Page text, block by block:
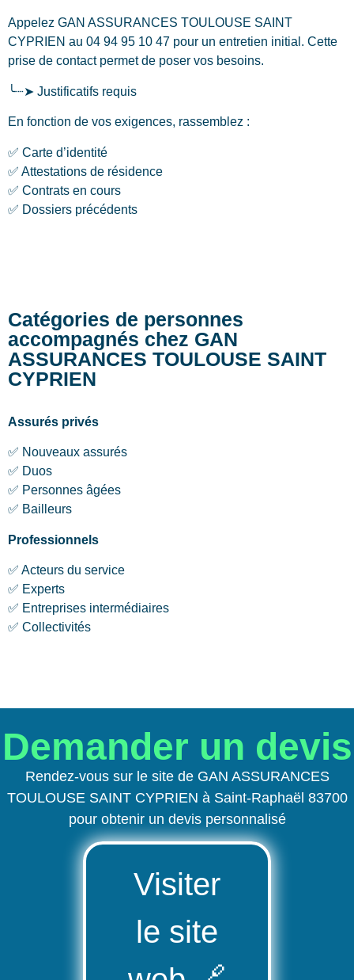
Appelez GAN ASSURANCES TOULOUSE SAINT
CYPRIEN au 04 94 95 10 47 pour un entretien initial. Cette
prise de contact permet de poser vos besoins.
╰┈➤ Justificatifs requis
En fonction de vos exigences, rassemblez :
✅ Carte d’identité
✅ Attestations de résidence
✅ Contrats en cours
✅ Dossiers précédents
Catégories de personnes
accompagnés chez GAN
ASSURANCES TOULOUSE SAINT
CYPRIEN
Assurés privés
✅ Nouveaux assurés
✅ Duos
✅ Personnes âgées
✅ Bailleurs
Professionnels
✅ Acteurs du service
✅ Experts
✅ Entreprises intermédiaires
✅ Collectivités
Demander un devis
Rendez-vous sur le site de GAN ASSURANCES
TOULOUSE SAINT CYPRIEN à Saint-Raphaël 83700
pour obtenir un devis personnalisé
Visiter
le site